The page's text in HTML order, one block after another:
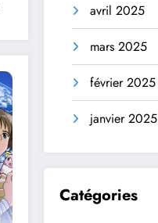
avril 2025
mars 2025
février 2025
janvier 2025
Catégories